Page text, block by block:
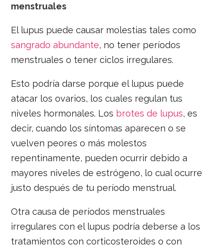
menstruales
El lupus puede causar molestias tales como
sangrado abundante, no tener períodos
menstruales o tener ciclos irregulares.
Esto podría darse porque el lupus puede
atacar los ovarios, los cuales regulan tus
niveles hormonales. Los brotes de lupus, es
decir, cuando los síntomas aparecen o se
vuelven peores o más molestos
repentinamente, pueden ocurrir debido a
mayores niveles de estrógeno, lo cual ocurre
justo después de tu período menstrual.
Otra causa de períodos menstruales
irregulares con el lupus podría deberse a los
tratamientos con corticosteroides o con